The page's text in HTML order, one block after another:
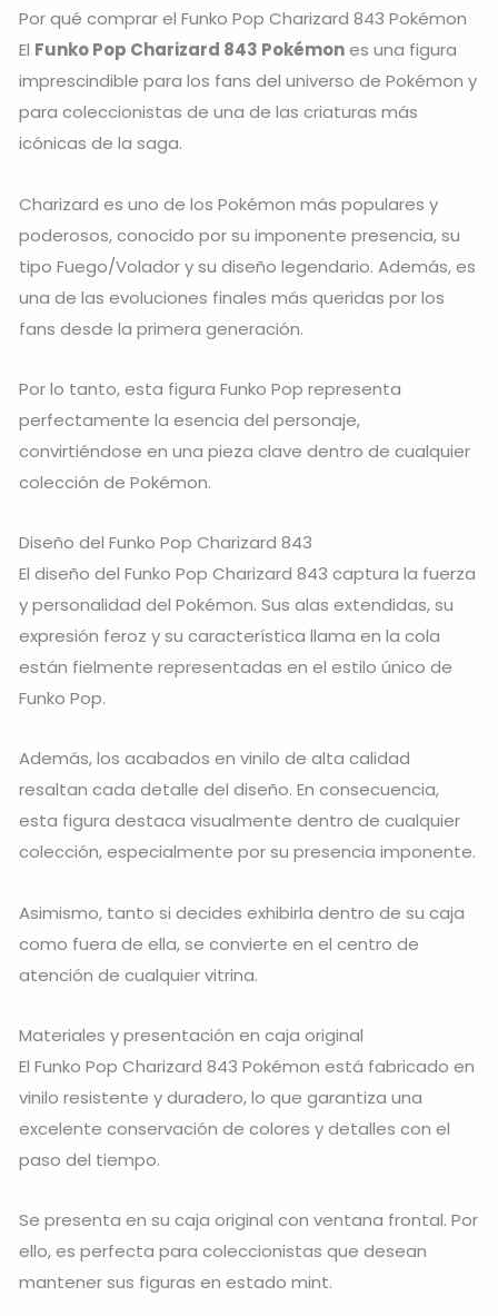
Por qué comprar el Funko Pop Charizard 843 Pokémon
El Funko Pop Charizard 843 Pokémones una figura
imprescindible para los fans del universo de Pokémon y
para coleccionistas de una de las criaturas más
icónicas de la saga.
Charizard es uno de los Pokémon más populares y
poderosos, conocido por su imponente presencia, su
tipo Fuego/Volador y su diseño legendario. Además, es
una de las evoluciones finales más queridas por los
fans desde la primera generación.
Por lo tanto, esta figura Funko Pop representa
perfectamente la esencia del personaje,
convirtiéndose en una pieza clave dentro de cualquier
colección de Pokémon.
Diseño del Funko Pop Charizard 843
El diseño del Funko Pop Charizard 843 captura la fuerza
y personalidad del Pokémon. Sus alas extendidas, su
expresión feroz y su característica llama en la cola
están fielmente representadas en el estilo único de
Funko Pop.
Además, los acabados en vinilo de alta calidad
resaltan cada detalle del diseño. En consecuencia,
esta figura destaca visualmente dentro de cualquier
colección, especialmente por su presencia imponente.
Asimismo, tanto si decides exhibirla dentro de su caja
como fuera de ella, se convierte en el centro de
atención de cualquier vitrina.
Materiales y presentación en caja original
El Funko Pop Charizard 843 Pokémon está fabricado en
vinilo resistente y duradero, lo que garantiza una
excelente conservación de colores y detalles con el
paso del tiempo.
Se presenta en su caja original con ventana frontal. Por
ello, es perfecta para coleccionistas que desean
mantener sus figuras en estado mint.